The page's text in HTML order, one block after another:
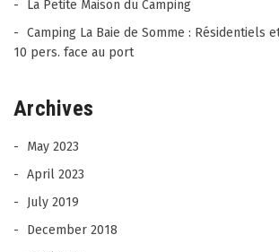
La Petite Maison du Camping
Camping La Baie de Somme : Résidentiels
10 pers. face au port
Archives
May 2023
April 2023
July 2019
December 2018